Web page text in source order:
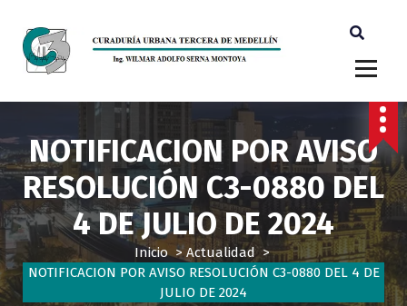
NOTIFICACION POR AVISO
RESOLUCIÓN C3-0880 DEL
4 DE JULIO DE 2024
Inicio>Actualidad>
NOTIFICACION POR AVISO RESOLUCIÓN C3-0880 DEL 4 DE
JULIO DE 2024